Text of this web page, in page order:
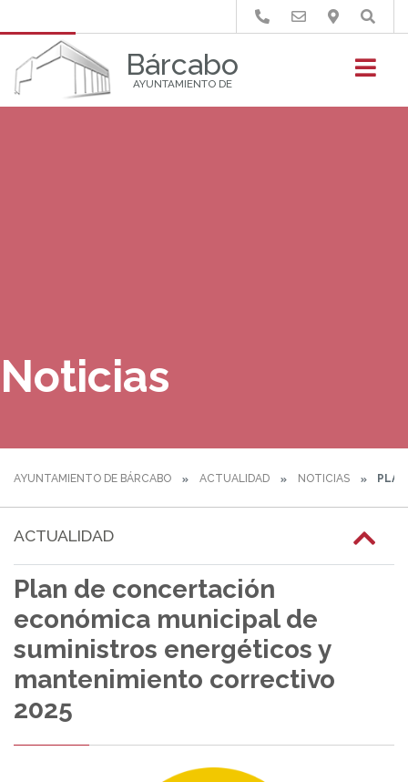
Bárcabo
AYUNTAMIENTO DE
Buscar
Noticias
AYUNTAMIENTO DE BÁRCABO ACTUALIDAD NOTICIAS
ACTUALIDAD
Plan de concertación
económica municipal de
suministros energéticos y
mantenimiento correctivo
2025